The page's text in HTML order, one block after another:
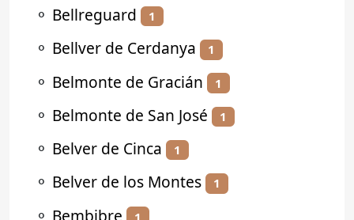
⚬ Bellreguard 1
⚬ Bellver de Cerdanya 1
⚬ Belmonte de Gracián 1
⚬ Belmonte de San José 1
⚬ Belver de Cinca 1
⚬ Belver de los Montes 1
⚬ Bembibre 1